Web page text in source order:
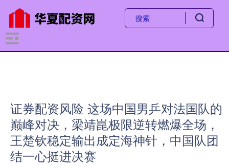
证券配资风险 这场中国男乒对法国队的
巅峰对决，梁靖崑极限逆转燃爆全场，
王楚钦稳定输出成定海神针，中国队团
结一心挺进决赛